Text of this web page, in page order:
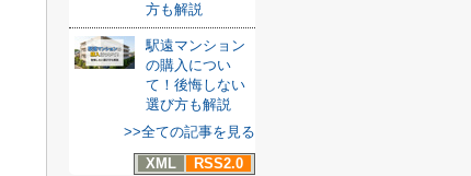
方も解説
駅遠マンション
の購入につい
て！後悔しない
選び方も解説
>>全ての記事を見る
XML
RSS2.0